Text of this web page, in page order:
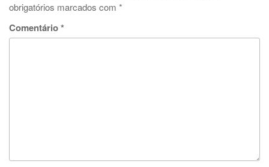
obrigatórios marcados com *
Comentário*